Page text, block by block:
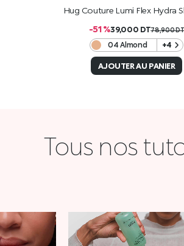
Hug Couture Lumi Flex Hydra
-51 %39,000 DT78,900DT
04 Almond +4
AJOUTER AU PANIER
Tous nos